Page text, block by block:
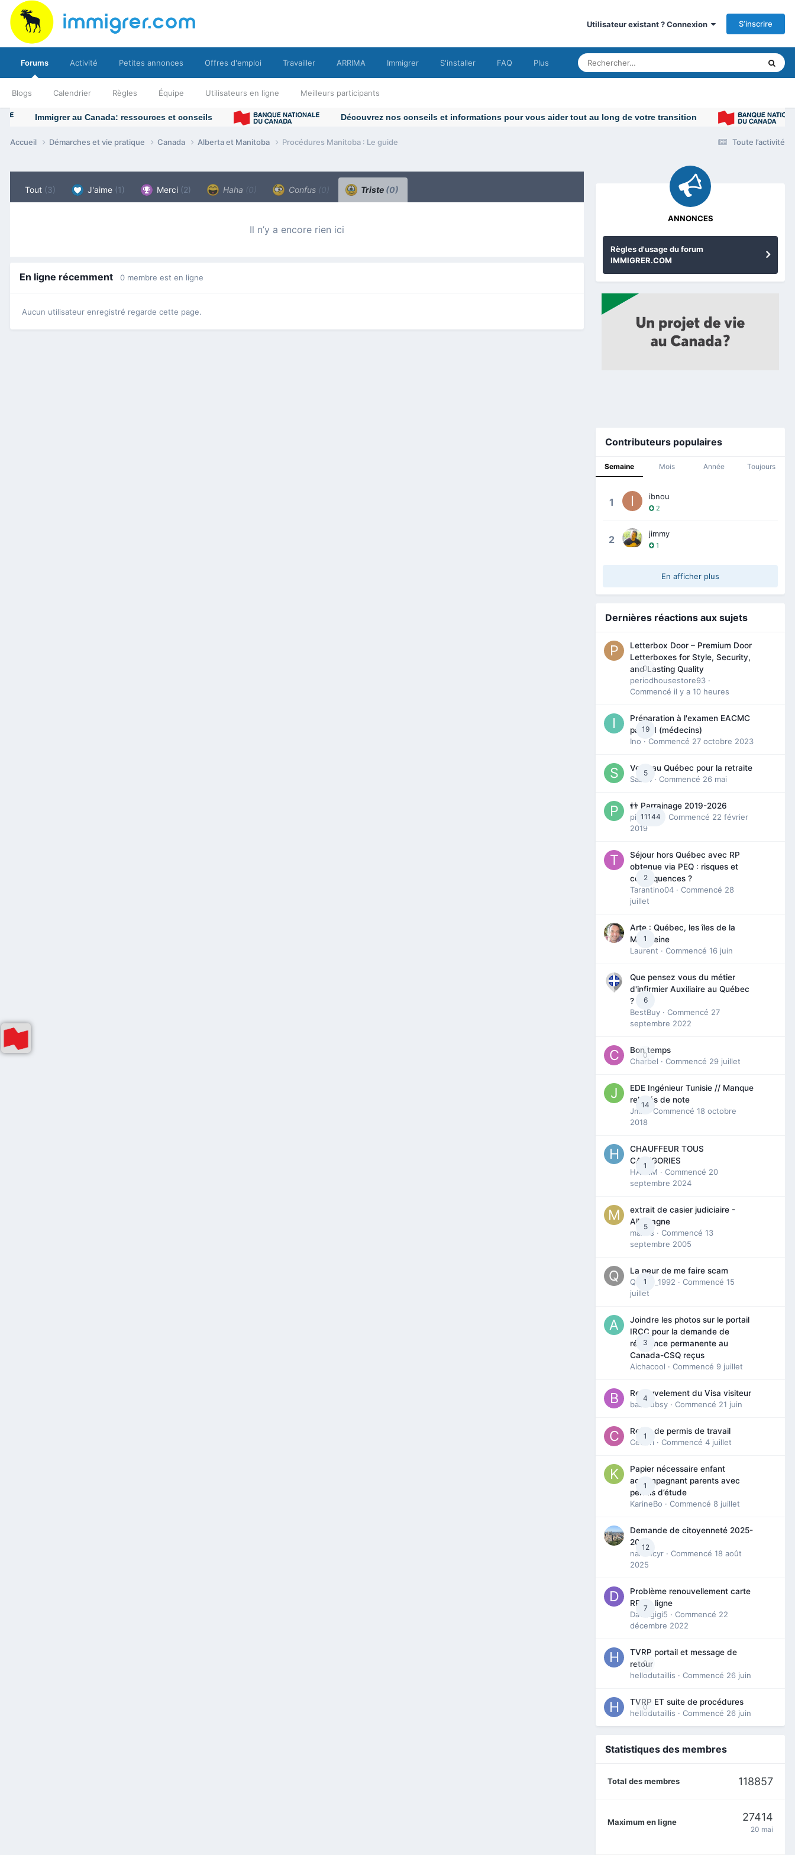
Utilisateur existant ? Connexion S’inscrire
Forums
Blogs Calendrier Règles Équipe Utilisateurs en ligne Meilleurs participants
Activité Petites annonces Offres d'emploi Travailler ARRIMA Immigrer S'installer FAQ Plus
Toute l’activité
Accueil Démarches et vie pratique Canada Alberta et Manitoba Procédures Manitoba : Le guide
Tout (3) J'aime (1) Merci (2) Haha (0) Confus (0) Triste (0)
Il n’y a encore rien ici
En ligne récemment 0 membre est en ligne
Aucun utilisateur enregistré regarde cette page.
ANNONCES
Règles d'usage du forum
IMMIGRER.COM
Contributeurs populaires
Semaine Mois Année Toujours
1 ibnou
2
2 jimmy
1
En afficher plus
Dernières réactions aux sujets
0
Letterbox Door – Premium Door
Letterboxes for Style, Security,
and Lasting Quality
periodhousestore93 ·
Commencé il y a 10 heures
19
Préparation à l'examen EACMC
partie I (médecins)
Ino · Commencé 27 octobre 2023
5
Venir au Québec pour la retraite
Sab74 · Commencé 26 mai
11144
👬 Parrainage 2019-2026
piinoush
· Commencé 22 février
2019
2
Séjour hors Québec avec RP
obtenue via PEQ : risques et
conséquences ?
Tarantino04 · Commencé 28
juillet
1
Arte : Québec, les îles de la
Madeleine
Laurent · Commencé 16 juin
6
Que pensez vous du métier
d'infirmier Auxiliaire au Québec
?
BestBuy · Commencé 27
septembre 2022
0
Bon temps
Charbel · Commencé 29 juillet
14
EDE Ingénieur Tunisie // Manque
relevés de note
Jmili
· Commencé 18 octobre
2018
1
CHAUFFEUR TOUS
CATEGORIES
HAZEM · Commencé 20
septembre 2024
5
extrait de casier judiciaire -
Allemagne
maries · Commencé 13
septembre 2005
1
La peur de me faire scam
Queen_1992 · Commencé 15
juillet
3
Joindre les photos sur le portail
IRCC pour la demande de
résidence permanente au
Canada-CSQ reçus
Aichacool · Commencé 9 juillet
4
Renouvelement du Visa visiteur
babibubsy · Commencé 21 juin
1
Refus de permis de travail
Cedbri · Commencé 4 juillet
1
Papier nécessaire enfant
accompagnant parents avec
permis d’étude
KarineBo · Commencé 8 juillet
12
Demande de citoyenneté 2025-
2026
nanancyr · Commencé 18 août
2025
7
Problème renouvellement carte
RP en ligne
Davidgigi5 · Commencé 22
décembre 2022
0
TVRP portail et message de
retour
hellodutaillis · Commencé 26 juin
0
TVRP ET suite de procédures
hellodutaillis · Commencé 26 juin
Statistiques des membres
Total des membres 118857
Maximum en ligne 27414
20 mai